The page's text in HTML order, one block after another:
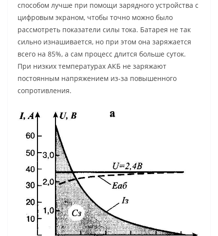
способом лучше при помощи зарядного устройства с
цифровым экраном, чтобы точно можно было
рассмотреть показатели силы тока. Батарея не так
сильно изнашивается, но при этом она заряжается
всего на 85%, а сам процесс длится больше суток.
При низких температурах АКБ не заряжают
постоянным напряжением из-за повышенного
сопротивления.